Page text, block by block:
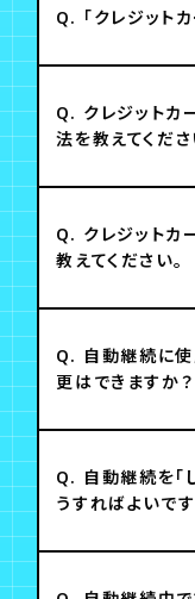
Q. 「クレジット
Q. クレジットカ
法を教えてくださ
Q. クレジットカ
教えてください。
Q. 自動継続に
更はできますか？
Q. 自動継続を「
うすればよいです